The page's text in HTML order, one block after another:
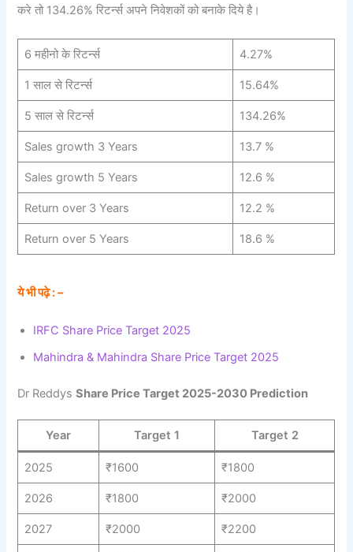
करे तो 134.26% रिटर्न्स अपने निवेशकों को बनाके दिये है।
6 महीनो के रिटर्न्स 4.27%
1 साल से रिटर्न्स 15.64%
5 साल से रिटर्न्स 134.26%
Sales growth 3 Years 13.7 %
Sales growth 5 Years 12.6 %
Return over 3 Years 12.2 %
Return over 5 Years 18.6 %
ये भी पढ़े : –
IRFC Share Price Target 2025
Mahindra & Mahindra Share Price Target 2025
Dr ReddysShare Price Target 2025-2030 Prediction
Year Target 1 Target 2
2025 ₹1600 ₹1800
2026 ₹1800 ₹2000
2027 ₹2000 ₹2200